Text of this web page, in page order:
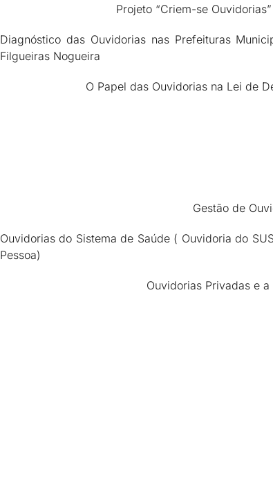
Projeto “Criem-se
Diagnóstico das Ouvidorias nas Prefeituras
Filgueiras Nogueira
O Papel das Ouvidorias na Lei de
Gestão de
Ouvidorias do Sistema de Saúde ( Ouvidoria do
Pessoa)
Ouvidorias Privadas e